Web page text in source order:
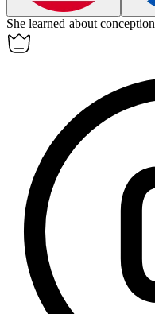
She learned about conception